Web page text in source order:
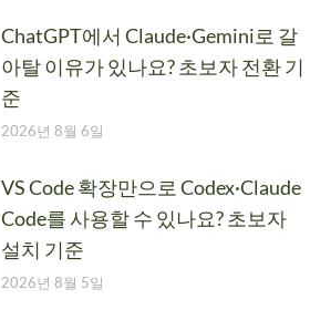
ChatGPT에서 Claude·Gemini로 갈
아탈 이유가 있나요? 초보자 전환 기
준
2026년 8월 6일
VS Code 확장만으로 Codex·Claude
Code를 사용할 수 있나요? 초보자
설치 기준
2026년 8월 5일